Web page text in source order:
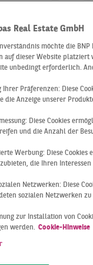
Logistikmarkt
Ihnen regelmäßig
sowie
Real Estate GmbH
möchte die BNP
auf dieser Website platziert
unbedingt erforderlich.
Ihrer Präferenzen: Diese
die Anzeige unserer
Diese Cookies
und die Anzahl der
Werbung: Diese
die Ihren
Netzwerken: Diese
sozialen Netzwerken zu
zur Installation von
werden. Cookie-Hinweise